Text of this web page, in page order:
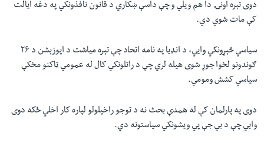
دوی تېره اونۍ دا هم ویلي و چې داسې ښکاري د قانون نافذونکي په دغه ایالت
کې مات شوي دي.
سیاسي څېړونکي وايي، د انډیا په نامه اتحاد چې تېره میاشت د اپوزېشن د ۲۶
ګوندونو لخوا جوړ شوی هیله لري چې د راتلونکي کال له عمومي ټاکنو مخکې
سیاسي کشش ومومي.
دوی په پارلمان کې له همدې بحث نه د توجو راخپلولو لپاره کار اخلي ځکه دوی
وایي چې د بي جې پي ویشونکي سیاستونه دي.